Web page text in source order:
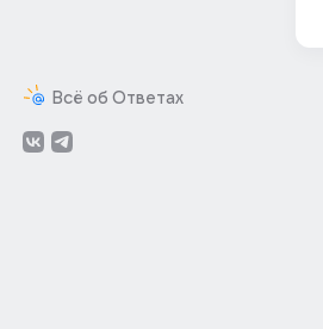
Всё об Ответах